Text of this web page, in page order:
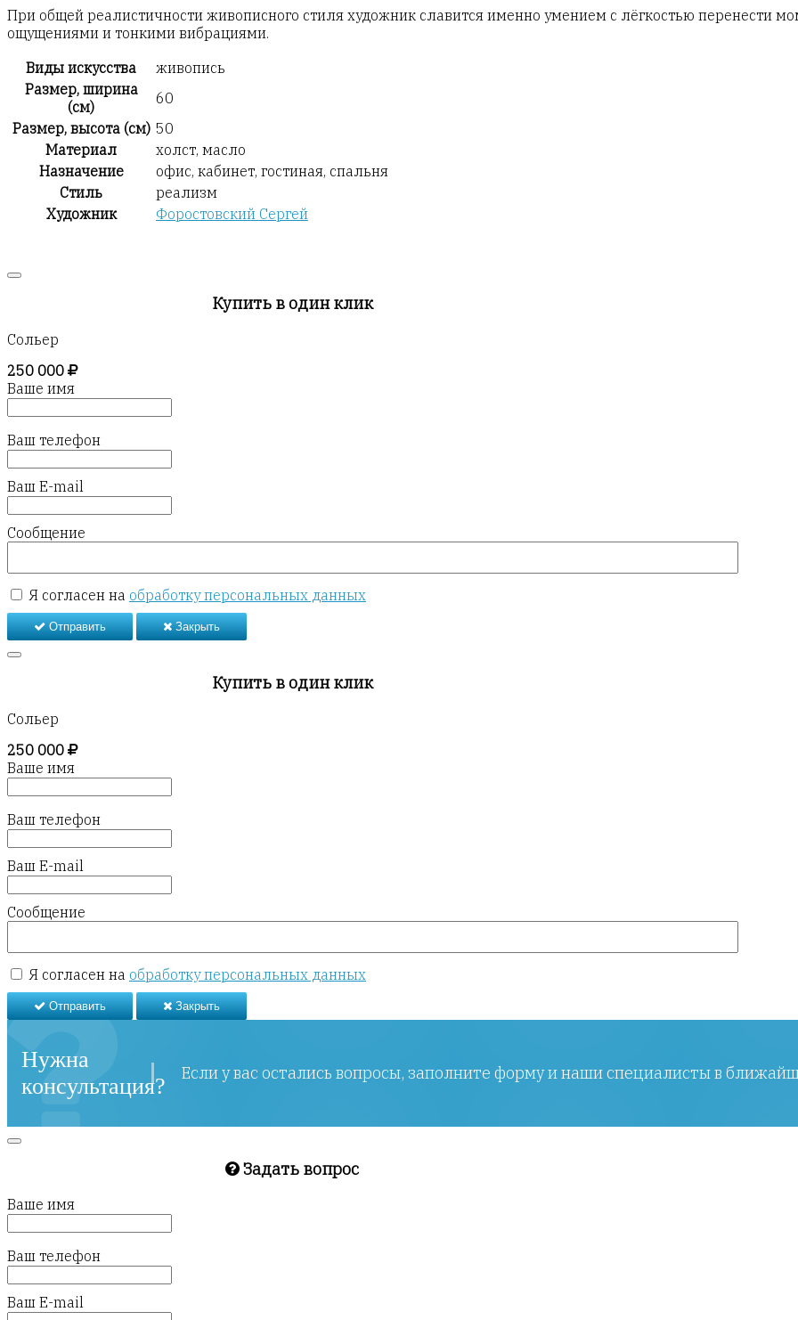
При общей реалистичности живописного стиля художник славится именно умением с лёгкостью перенести
ощущениями и тонкими вибрациями.
Виды искусства
живопись
Размер, ширина
(см)
60
Размер, высота (см) 50
Материал
холст, масло
Назначение
офис, кабинет, гостиная, спальня
Стиль
реализм
Художник
Форостовский Сергей
Купить в один клик
Сольер
250 000
Ваше имя
Ваш телефон
Ваш E-mail
Сообщение
Я согласен на обработку персональных данных
Отправить Закрыть
Купить в один клик
Сольер
250 000
Ваше имя
Ваш телефон
Ваш E-mail
Сообщение
Я согласен на обработку персональных данных
Отправить Закрыть
Нужна
консультация?
Если у вас остались вопросы, заполните форму и наши специалисты в
Задать вопрос
Ваше имя
Ваш телефон
Ваш E-mail